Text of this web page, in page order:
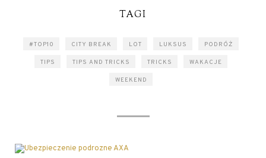
TAGI
#TOP10 CITY BREAK LOT LUKSUS PODRÓŻ
TIPS TIPS AND TRICKS TRICKS WAKACJE
WEEKEND